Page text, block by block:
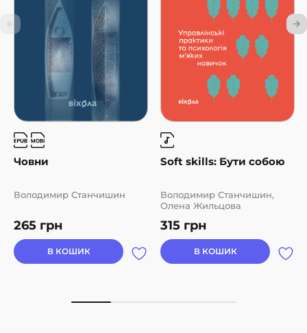
Човни
265 грн
Володимир Станчишин
В КОШИК
Soft skills: Бути собою
315 грн
Володимир Станчишин,
Олена Жильцова
В КОШИК